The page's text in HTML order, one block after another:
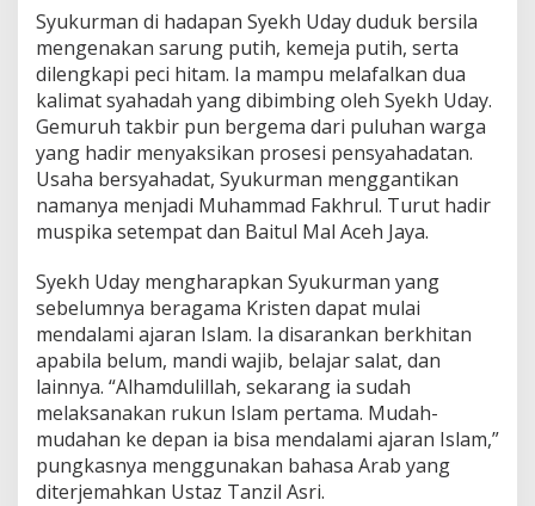
h
P
a
l
e
s
t
n
a
Syukurman di hadapan Syekh Uday duduk bersila
mengenakan sarung putih, kemeja putih, serta
dilengkapi peci hitam. Ia mampu melafalkan dua
kalimat syahadah yang dibimbing oleh Syekh Uday.
Gemuruh takbir pun bergema dari puluhan warga
yang hadir menyaksikan prosesi pensyahadatan.
Usaha bersyahadat, Syukurman menggantikan
namanya menjadi Muhammad Fakhrul. Turut hadir
muspika setempat dan Baitul Mal Aceh Jaya.
Syekh Uday mengharapkan Syukurman yang
sebelumnya beragama Kristen dapat mulai
mendalami ajaran Islam. Ia disarankan berkhitan
apabila belum, mandi wajib, belajar salat, dan
lainnya. “Alhamdulillah, sekarang ia sudah
melaksanakan rukun Islam pertama. Mudah-
mudahan ke depan ia bisa mendalami ajaran Islam,”
pungkasnya menggunakan bahasa Arab yang
diterjemahkan Ustaz Tanzil Asri.